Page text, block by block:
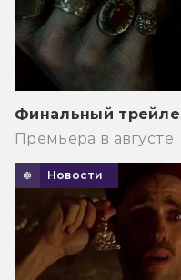
Финальный
Премьера в августе.
Новости